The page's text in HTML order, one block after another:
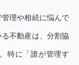
理や相続に悩んで
不動産は、分割協
特に「誰が管理す